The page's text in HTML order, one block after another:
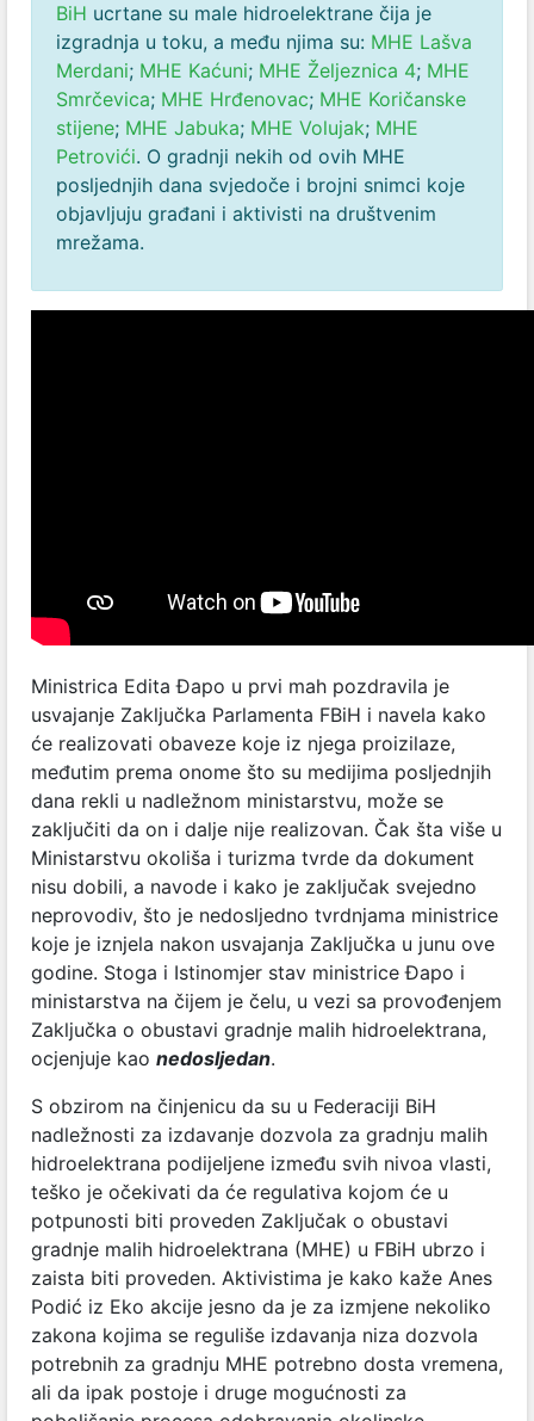
BiH ucrtane su male hidroelektrane čija je
izgradnja u toku, a među njima su: MHE Lašva
Merdani; MHE Kaćuni; MHE Željeznica 4; MHE
Smrčevica; MHE Hrđenovac; MHE Koričanske
stijene; MHE Jabuka; MHE Volujak; MHE
Petrovići. O gradnji nekih od ovih MHE
posljednjih dana svjedoče i brojni snimci koje
objavljuju građani i aktivisti na društvenim
mrežama.
Ministrica Edita Đapo u prvi mah pozdravila je
usvajanje Zaključka Parlamenta FBiH i navela kako
će realizovati obaveze koje iz njega proizilaze,
međutim prema onome što su medijima posljednjih
dana rekli u nadležnom ministarstvu, može se
zaključiti da on i dalje nije realizovan. Čak šta više u
Ministarstvu okoliša i turizma tvrde da dokument
nisu dobili, a navode i kako je zaključak svejedno
neprovodiv, što je nedosljedno tvrdnjama ministrice
koje je iznjela nakon usvajanja Zaključka u junu ove
godine. Stoga i Istinomjer stav ministrice Đapo i
ministarstva na čijem je čelu, u vezi sa provođenjem
Zaključka o obustavi gradnje malih hidroelektrana,
ocjenjuje kao nedosljedan.
S obzirom na činjenicu da su u Federaciji BiH
nadležnosti za izdavanje dozvola za gradnju malih
hidroelektrana podijeljene između svih nivoa vlasti,
teško je očekivati da će regulativa kojom će u
potpunosti biti proveden Zaključak o obustavi
gradnje malih hidroelektrana (MHE) u FBiH ubrzo i
zaista biti proveden. Aktivistima je kako kaže Anes
Podić iz Eko akcije jesno da je za izmjene nekoliko
zakona kojima se reguliše izdavanja niza dozvola
potrebnih za gradnju MHE potrebno dosta vremena,
ali da ipak postoje i druge mogućnosti za